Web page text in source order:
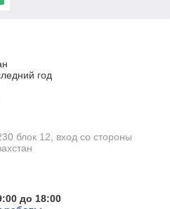
год
блок 12, вход со стороны
до 18:00